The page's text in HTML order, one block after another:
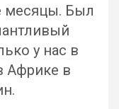
месяцы. Был
у нас в
Африке в